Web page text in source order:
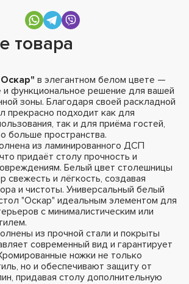
товара
в элегантном белом цвете —
и функциональное решение для вашей
зоны. Благодаря своей раскладной
прекрасно подходит как для
так и для приёма гостей,
больше пространства.
из ламинированного ДСП
придаёт столу прочность и
Белый цвет столешницы
свежесть и лёгкость, создавая
и чистоты. Универсальный белый
"Оскар" идеальным элементом для
с минималистическим или
из прочной стали и покрыты
современный вид и гарантирует
ножки не только
но и обеспечивают защиту от
придавая столу дополнительную